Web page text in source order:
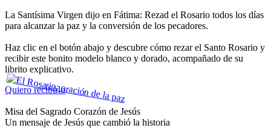
La Santísima Virgen dijo en Fátima: Rezad el Rosario todos los días
para alcanzar la paz y la conversión de los pecadores.
Haz clic en el botón abajo y descubre cómo rezar el Santo Rosario y
recibir este bonito modelo blanco y dorado, acompañado de su
librito explicativo.
Quiero recibirlo
Misa del Sagrado Corazón de Jesús
Un mensaje de Jesús que cambió la historia